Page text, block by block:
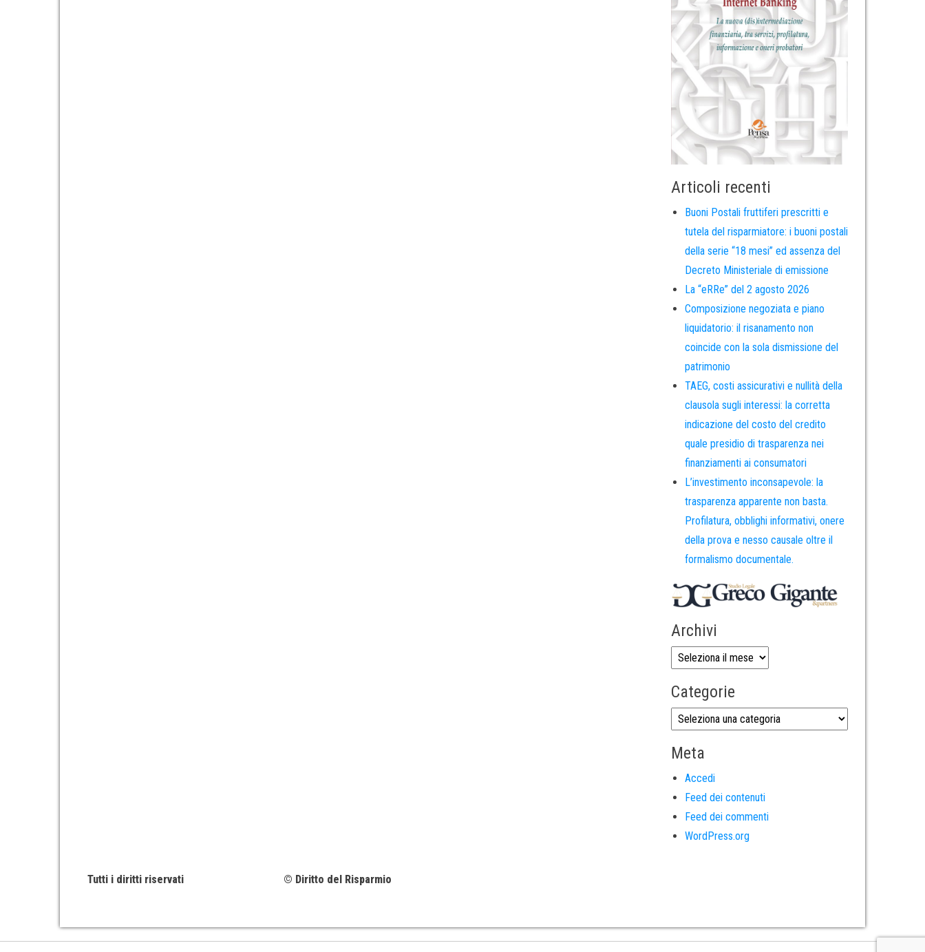
Articoli recenti
Buoni Postali fruttiferi prescritti e
tutela del risparmiatore: i buoni postali
della serie “18 mesi” ed assenza del
Decreto Ministeriale di emissione
La “eRRe” del 2 agosto 2026
Composizione negoziata e piano
liquidatorio: il risanamento non
coincide con la sola dismissione del
patrimonio
TAEG, costi assicurativi e nullità della
clausola sugli interessi: la corretta
indicazione del costo del credito
quale presidio di trasparenza nei
finanziamenti ai consumatori
L’investimento inconsapevole: la
trasparenza apparente non basta.
Profilatura, obblighi informativi, onere
della prova e nesso causale oltre il
formalismo documentale.
Archivi
Categorie
Meta
Accedi
Feed dei contenuti
Feed dei commenti
WordPress.org
Tutti i diritti riservati © Diritto del Risparmio